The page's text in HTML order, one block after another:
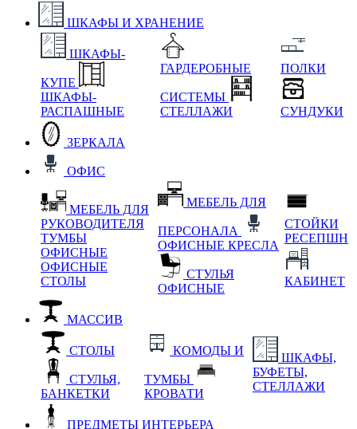
ШКАФЫ И ХРАНЕНИЕ
ШКАФЫ-
КУПЕ
ШКАФЫ-
РАСПАШНЫЕ
ГАРДЕРОБНЫЕ
СИСТЕМЫ
СТЕЛЛАЖИ
ПОЛКИ
СУНДУКИ
ЗЕРКАЛА
ОФИС
МЕБЕЛЬ ДЛЯ
РУКОВОДИТЕЛЯ
ТУМБЫ
ОФИСНЫЕ
ОФИСНЫЕ
СТОЛЫ
МЕБЕЛЬ ДЛЯ
ПЕРСОНАЛА
ОФИСНЫЕ КРЕСЛА
СТУЛЬЯ
ОФИСНЫЕ
СТОЙКИ
РЕСЕПШН
КАБИНЕТ
МАССИВ
СТОЛЫ
СТУЛЬЯ,
БАНКЕТКИ
КОМОДЫ И
ТУМБЫ
КРОВАТИ
ШКАФЫ,
БУФЕТЫ,
СТЕЛЛАЖИ
ПРЕДМЕТЫ ИНТЕРЬЕРА